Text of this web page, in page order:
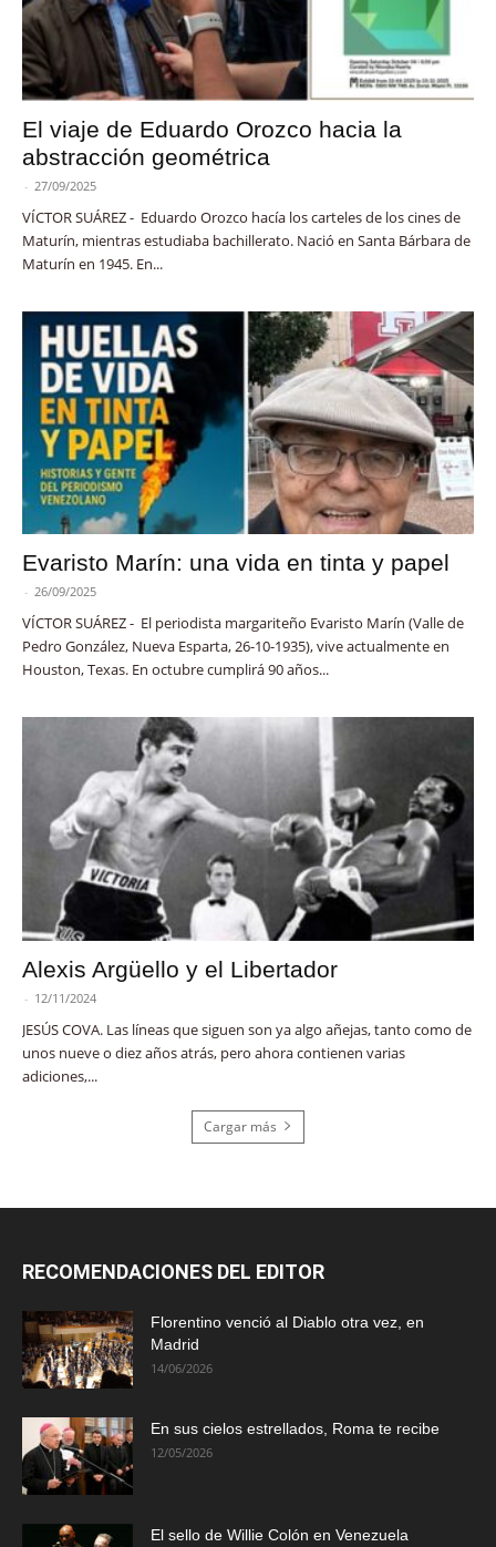
El viaje de Eduardo Orozco hacia la
abstracción geométrica
- 27/09/2025
VÍCTOR SUÁREZ - Eduardo Orozco hacía los carteles de los cines de
Maturín, mientras estudiaba bachillerato. Nació en Santa Bárbara de
Maturín en 1945. En...
Evaristo Marín: una vida en tinta y papel
- 26/09/2025
VÍCTOR SUÁREZ - El periodista margariteño Evaristo Marín (Valle de
Pedro González, Nueva Esparta, 26-10-1935), vive actualmente en
Houston, Texas. En octubre cumplirá 90 años...
Alexis Argüello y el Libertador
- 12/11/2024
JESÚS COVA. Las líneas que siguen son ya algo añejas, tanto como de
unos nueve o diez años atrás, pero ahora contienen varias
adiciones,...
Cargar más
RECOMENDACIONES DEL EDITOR
Florentino venció al Diablo otra vez, en
Madrid
14/06/2026
En sus cielos estrellados, Roma te recibe
12/05/2026
El sello de Willie Colón en Venezuela